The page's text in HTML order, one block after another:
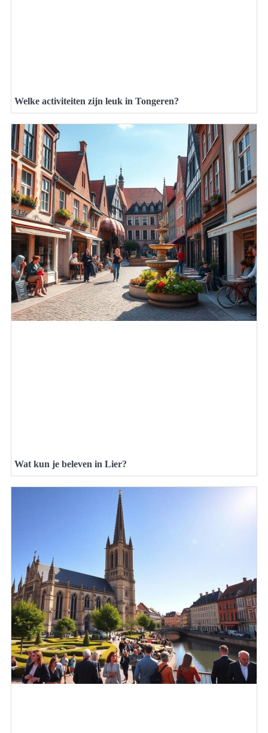
Welke activiteiten zijn leuk in Tongeren?
Wat kun je beleven in Lier?